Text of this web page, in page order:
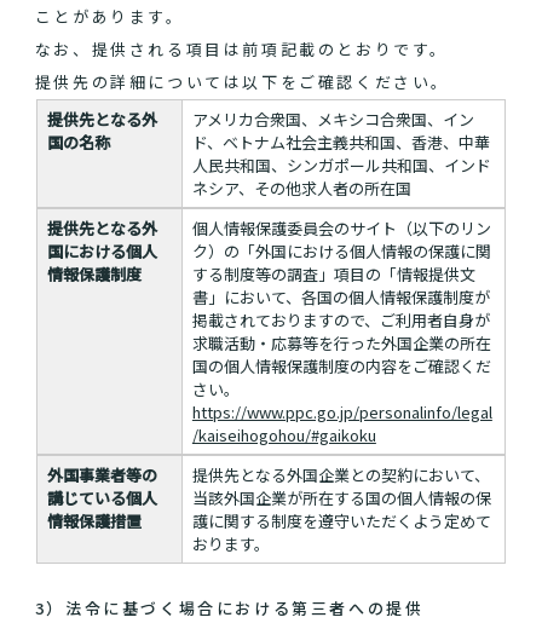
ことがあります。
なお、提供される項目は前項記載のとおりです。
提供先の詳細については以下をご確認ください。
提供先となる外
国の名称
アメリカ合衆国、メキシコ合衆国、イン
ド、ベトナム社会主義共和国、香港、中華
人民共和国、シンガポール共和国、インド
ネシア、その他求人者の所在国
提供先となる外
国における個人
情報保護制度
個人情報保護委員会のサイト（以下のリン
ク）の「外国における個人情報の保護に関
する制度等の調査」項目の「情報提供文
書」において、各国の個人情報保護制度が
掲載されておりますので、ご利用者自身が
求職活動・応募等を行った外国企業の所在
国の個人情報保護制度の内容をご確認くだ
さい。
https://www.ppc.go.jp/personalinfo/legal
/kaiseihogohou/#gaikoku
外国事業者等の
講じている個人
情報保護措置
提供先となる外国企業との契約において、
当該外国企業が所在する国の個人情報の保
護に関する制度を遵守いただくよう定めて
おります。
3）法令に基づく場合における第三者への提供